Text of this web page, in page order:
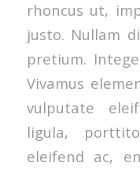
rhoncus ut,
justo. Nullam
pretium.
Vivamus
vulputate
ligula,
eleifend ac,